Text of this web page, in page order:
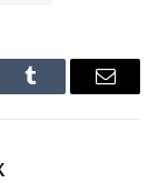
Tumblr
Correo